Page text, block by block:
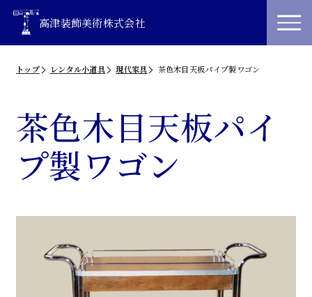
高津装飾美術株式会社
トップ レンタル小道具 現代家具 茶色木目天板パイプ製ワゴン
茶色木目天板パイ
プ製ワゴン